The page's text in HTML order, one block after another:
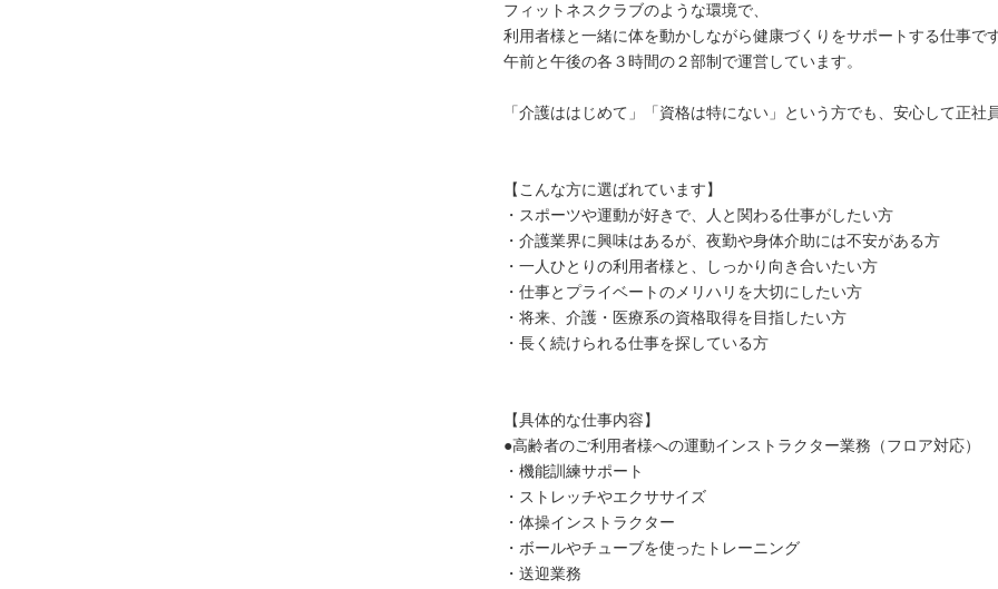
フィットネスクラブのような環境で、
利用者様と一緒に体を動かしながら健康づくりをサポートする仕事で
午前と午後の各３時間の２部制で運営しています。
「介護ははじめて」「資格は特にない」という方でも、安心して正社
【こんな方に選ばれています】
・スポーツや運動が好きで、人と関わる仕事がしたい方
・介護業界に興味はあるが、夜勤や身体介助には不安がある方
・一人ひとりの利用者様と、しっかり向き合いたい方
・仕事とプライベートのメリハリを大切にしたい方
・将来、介護・医療系の資格取得を目指したい方
・長く続けられる仕事を探している方
【具体的な仕事内容】
●高齢者のご利用者様への運動インストラクター業務（フロア対応）
・機能訓練サポート
・ストレッチやエクササイズ
・体操インストラクター
・ボールやチューブを使ったトレーニング
・送迎業務